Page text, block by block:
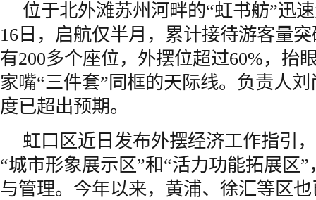
位于北外滩苏州河畔的“虹书舫”迅
16日，启航仅半月，累计接待游客量
有200多个座位，外摆位超过60%，抬
家嘴“三件套”同框的天际线。负责人
度已超出预期。
虹口区近日发布外摆经济工作指引
“城市形象展示区”和“活力功能拓展区
与管理。今年以来，黄浦、徐汇等区